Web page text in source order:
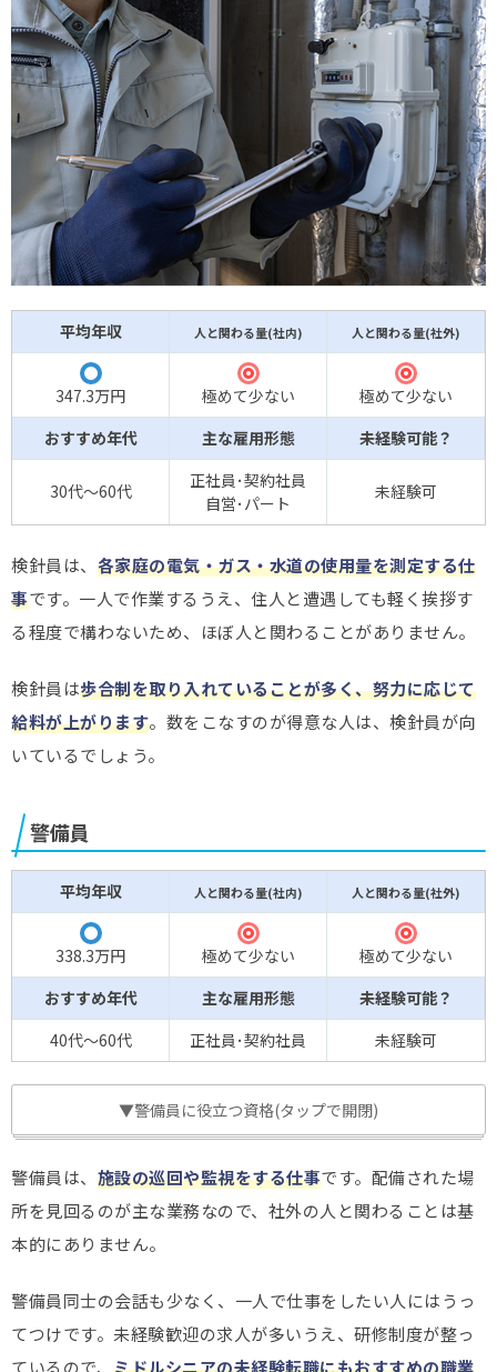
平均年収 人と関わる量(社内) 人と関わる量(社外)
347.3万円
極めて少ない
極めて少ない
おすすめ年代
主な雇用形態 未経験可能？
30代～60代
正社員･契約社員
自営･パート
未経験可
検針員は、 各家庭の電気・ガス・水道の使用量を測定する仕
事です。一人で作業するうえ、住人と遭遇しても軽く挨拶す
る程度で構わないため、ほぼ人と関わることがありません。
検針員は歩合制を取り入れていることが多く、努力に応じて
給料が上がります。数をこなすのが得意な人は、検針員が向
いているでしょう。
警備員
平均年収 人と関わる量(社内) 人と関わる量(社外)
338.3万円
極めて少ない
極めて少ない
おすすめ年代
主な雇用形態
未経験可能？
40代～60代
正社員･契約社員 未経験可
▼警備員に役立つ資格(タップで開閉)
警備員は、 施設の巡回や監視をする仕事です。配備された場
所を見回るのが主な業務なので、社外の人と関わることは基
本的にありません。
警備員同士の会話も少なく、一人で仕事をしたい人にはうっ
てつけです。未経験歓迎の求人が多いうえ、研修制度が整っ
ているので、 ミドルシニアの未経験転職にもおすすめの職業